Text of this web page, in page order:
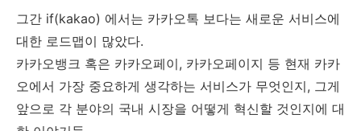
그간 if(kakao) 에서는 카카오톡 보다는 새로운 서비스에
대한 로드맵이 많았다.
카카오뱅크 혹은 카카오페이, 카카오페이지 등 현재 카카
오에서 가장 중요하게 생각하는 서비스가 무엇인지, 그게
앞으로 각 분야의 국내 시장을 어떻게 혁신할 것인지에 대